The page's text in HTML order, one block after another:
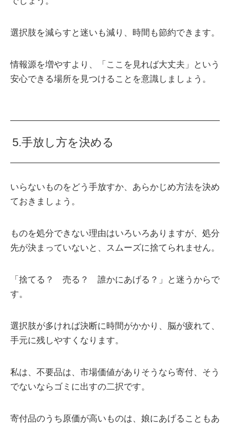
選択肢を減らすと迷いも減り、時間も節約できます。
情報源を増やすより、「ここを見れば大丈夫」という
安心できる場所を見つけることを意識しましょう。
5.手放し方を決める
いらないものをどう手放すか、あらかじめ方法を決め
ておきましょう。
ものを処分できない理由はいろいろありますが、処分
先が決まっていないと、スムーズに捨てられません。
「捨てる？ 売る？ 誰かにあげる？」と迷うからで
す。
選択肢が多ければ決断に時間がかかり、脳が疲れて、
手元に残しやすくなります。
私は、不要品は、市場価値がありそうなら寄付、そう
でないならゴミに出すの二択です。
寄付品のうち原価が高いものは、娘にあげることもあ